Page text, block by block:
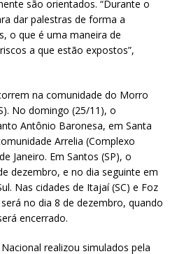
são orientados. “Durante o
dar palestras de forma a
o que é uma maneira de
a que estão expostos”,
na comunidade do Morro
No domingo (25/11), o
Antônio Baronesa, em Santa
Arrelia (Complexo
Janeiro. Em Santos (SP), o
dezembro, e no dia seguinte em
Nas cidades de Itajaí (SC) e Foz
no dia 8 de dezembro, quando
encerrado.
realizou simulados pela